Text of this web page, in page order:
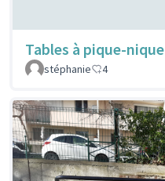
Tables à pique-nique
stéphanie
4